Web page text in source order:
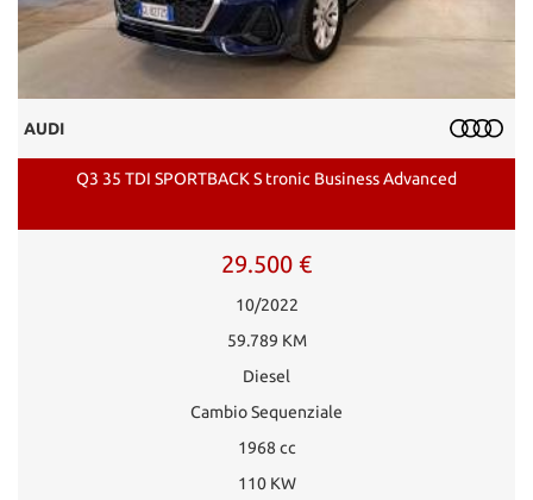
AUDI
Q3 35 TDI SPORTBACK S tronic Business Advanced
29.500 €
10/2022
59.789 KM
Diesel
Cambio Sequenziale
1968 cc
110 KW